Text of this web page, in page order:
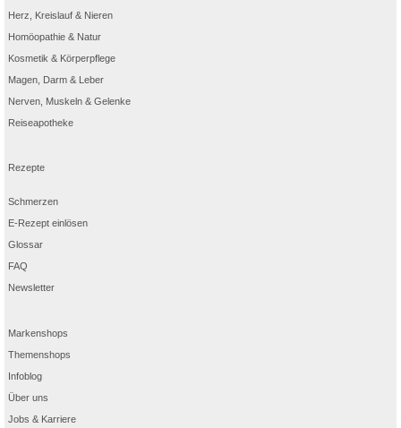
Herz, Kreislauf & Nieren
Homöopathie & Natur
Kosmetik & Körperpflege
Magen, Darm & Leber
Nerven, Muskeln & Gelenke
Reiseapotheke
Rezepte
Schmerzen
E-Rezept einlösen
Glossar
FAQ
Newsletter
Markenshops
Themenshops
Infoblog
Über uns
Jobs & Karriere